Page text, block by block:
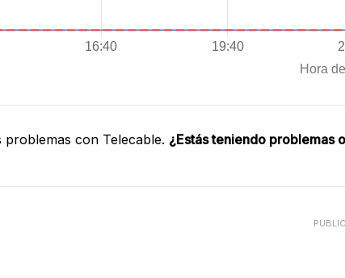
con Telecable. ¿Estás teniendo problemas